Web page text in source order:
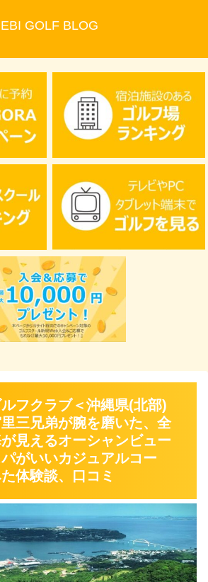
EBI GOLF BLOG
フクラブ＜沖縄県(北部)
三兄弟が腕を磨いた、全
見えるオーシャンビュー
がいいカジュアルコー
体験談、口コミ